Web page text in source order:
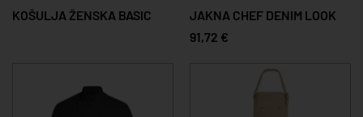
KOŠULJA ŽENSKA BASIC
JAKNA CHEF DENIM LOOK
91,72 €